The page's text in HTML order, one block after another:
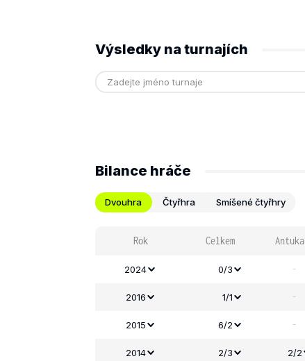
Výsledky na turnajích
Bilance hráče
Dvouhra Čtyřhra Smíšené čtyřhry
Rok Celkem Antuka
2024 0/3 -
2016 1/1 -
2015 6/2 -
2014 2/3 2/2